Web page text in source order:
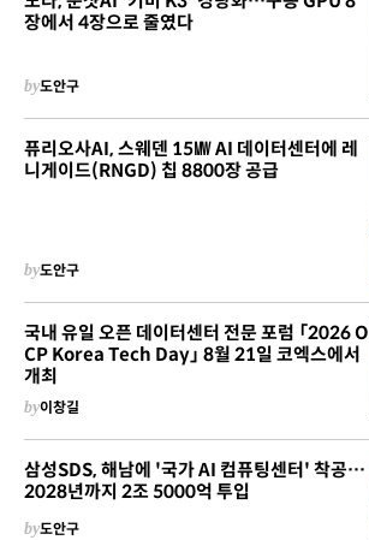
장에서 4장으로 줄였다
by도안구
퓨리오사AI, 스웨덴 15㎿ AI 데이터센터에 레
니게이드(RNGD) 칩 8800장 공급
by도안구
국내 유일 오픈 데이터센터 전문 포럼 「2026 O
CP Korea Tech Day」 8월 21일 코엑스에서
개최
by이창길
삼성SDS, 해남에 '국가 AI 컴퓨팅센터' 착공…
2028년까지 2조 5000억 투입
by도안구